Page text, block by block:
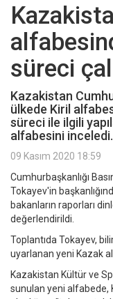
süreci
Kazakistan
ülkede Kiril
süreci ile ilgili
alfabesini inceledi.
09 Kasım 2020 18:59
Cumhurbaşkanlığı
Tokayev'in
bakanların raporları
değerlendirildi.
Toplantıda Tokayev,
uyarlanan yeni Kazak
Kazakistan Kültür ve
sunulan yeni alfabede,